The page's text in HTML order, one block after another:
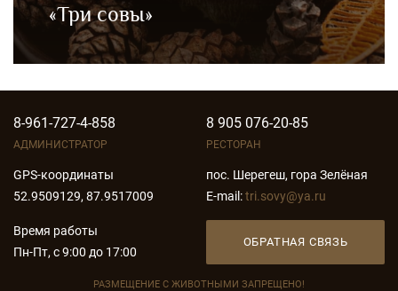
«Три совы»
Приглашаем вас насладиться блюдами
которые наши повара готовят специально
для Вас.
8-961-727-4-858
АДМИНИСТРАТОР
8 905 076-20-85
РЕСТОРАН
GPS-координаты
52.9509129, 87.9517009
пос. Шерегеш, гора Зелёная
E-mail:tri.sovy@ya.ru
Время работы
Пн-Пт, с 9:00 до 17:00
ОБРАТНАЯ СВЯЗЬ
РАЗМЕЩЕНИЕ С ЖИВОТНЫМИ ЗАПРЕЩЕНО!